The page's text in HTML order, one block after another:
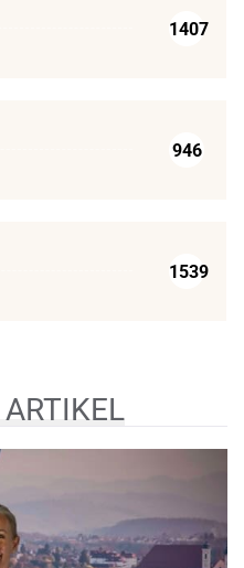
1407
946
1539
ARTIKEL